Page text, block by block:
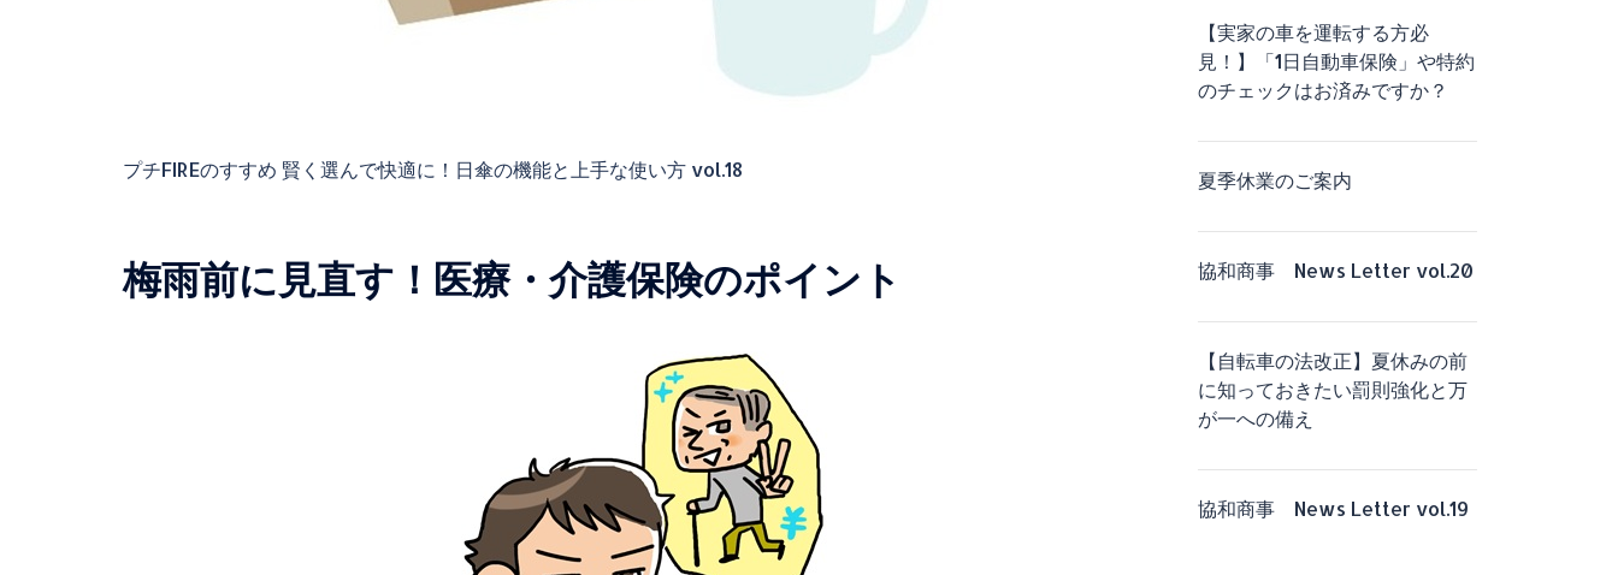
プチFIREのすすめ 賢く選んで快適に！日傘の機能と上手な使い方 vol.18
梅雨前に見直す！医療・介護保険のポイント
【実家の車を運転する方必
見！】「1日自動車保険」や特約
のチェックはお済みですか？
夏季休業のご案内
協和商事 News Letter vol.20
【自転車の法改正】夏休みの前
に知っておきたい罰則強化と万
が一への備え
協和商事 News Letter vol.19